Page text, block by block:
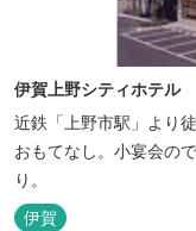
伊賀上野シティホテル
近鉄「上野市駅」より
おもてなし。小宴会の
り。
伊賀